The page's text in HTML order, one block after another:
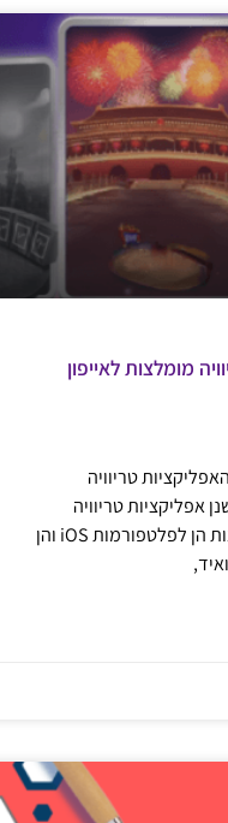
מומלצות לאייפון
טריוויה
אפליקציות טריוויה
מומלצות רבות זמינות הן לפלטפורמות iOS והן